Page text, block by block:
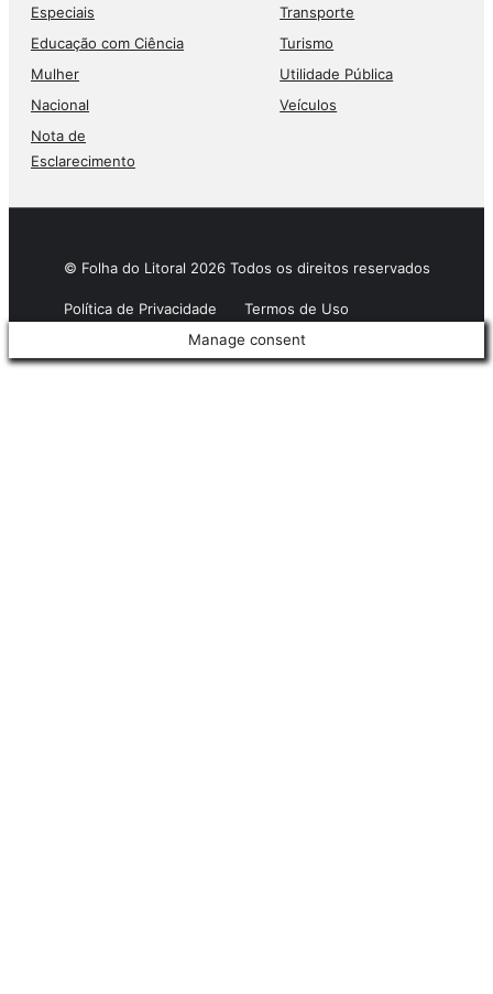
Especiais
Educação com Ciência
Mulher
Nacional
Nota de
Esclarecimento
Transporte
Turismo
Utilidade Pública
Veículos
© Folha do Litoral 2026 Todos os direitos reservados
Política de Privacidade
Termos de Uso
Manage consent